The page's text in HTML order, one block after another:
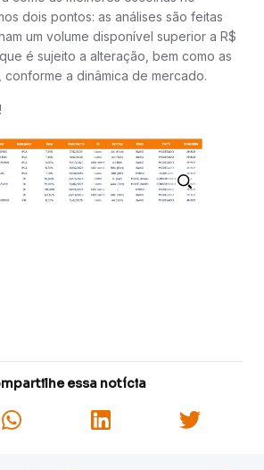
dois pontos: as análises são feitas
um volume disponível superior a R$
é sujeito a alteração, bem como as
conforme a dinâmica de mercado.
essa notícia